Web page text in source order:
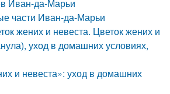
Иван-да-Марьи
части Иван-да-Марьи
жених и невеста. Цветок жених и
уход в домашних условиях,
и невеста»: уход в домашних